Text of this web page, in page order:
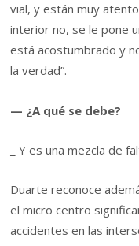
vial, y están muy
interior no, se le pone
está acostumbrado y
la verdad”.
— ¿A qué se debe?
_ Y es una mezcla de
Duarte reconoce
el micro centro
accidentes en las